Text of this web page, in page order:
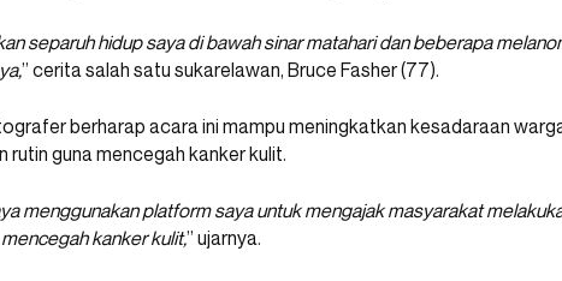
separuh hidup saya di bawah sinar matahari dan beberapa
” cerita salah satu sukarelawan, Bruce Fasher (77).
berharap acara ini mampu meningkatkan kesadaraan
rutin guna mencegah kanker kulit.
menggunakan platform saya untuk mengajak masyarakat
kanker kulit,” ujarnya.